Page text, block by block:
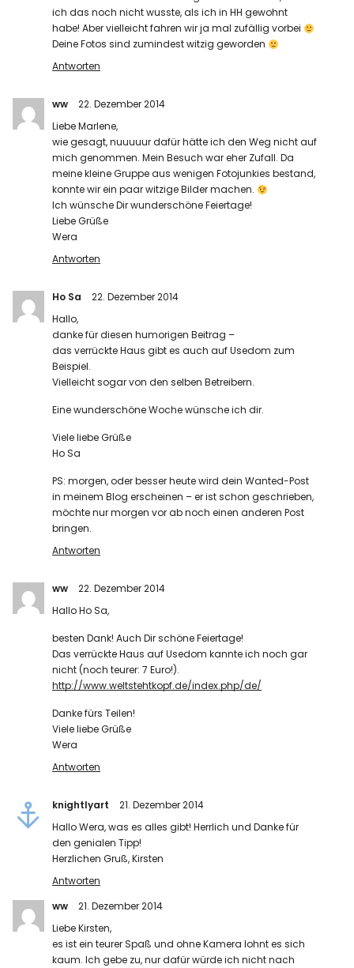
ich das noch nicht wusste, als ich in HH gewohnt
habe! Aber vielleicht fahren wir ja mal zufällig vorbei
Deine Fotos sind zumindest witzig geworden
Antworten
ww
22. Dezember 2014
Liebe Marlene,
wie gesagt, nuuuuur dafür hätte ich den Weg nicht auf
mich genommen. Mein Besuch war eher Zufall. Da
meine kleine Gruppe aus wenigen Fotojunkies bestand,
konnte wir ein paar witzige Bilder machen.
Ich wünsche Dir wunderschöne Feiertage!
Liebe Grüße
Wera
Antworten
Ho Sa
22. Dezember 2014
Hallo,
danke für diesen humorigen Beitrag –
das verrückte Haus gibt es auch auf Usedom zum
Beispiel.
Vielleicht sogar von den selben Betreibern.
Eine wunderschöne Woche wünsche ich dir.
Viele liebe Grüße
Ho Sa
PS: morgen, oder besser heute wird dein Wanted-Post
in meinem Blog erscheinen – er ist schon geschrieben,
möchte nur morgen vor ab noch einen anderen Post
bringen.
Antworten
ww
22. Dezember 2014
Hallo Ho Sa,
besten Dank! Auch Dir schöne Feiertage!
Das verrückte Haus auf Usedom kannte ich noch gar
nicht (noch teurer: 7 Euro!).
http://www.weltstehtkopf.de/index.php/de/
Danke fürs Teilen!
Viele liebe Grüße
Wera
Antworten
knightlyart
21. Dezember 2014
Hallo Wera, was es alles gibt! Herrlich und Danke für
den genialen Tipp!
Herzlichen Gruß, Kirsten
Antworten
ww
21. Dezember 2014
Liebe Kirsten,
es ist ein teurer Spaß und ohne Kamera lohnt es sich
kaum. Ich gebe zu, nur dafür würde ich nicht nach